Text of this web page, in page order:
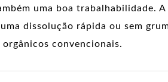
uma boa trabalhabilidade.
dissolução rápida ou sem
convencionais.